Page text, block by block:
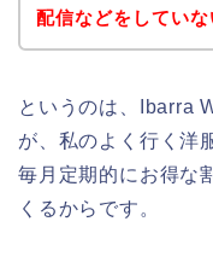
配信などをしていな
というのは、Ibarra
が、私のよく行く洋
毎月定期的にお得な
くるからです。